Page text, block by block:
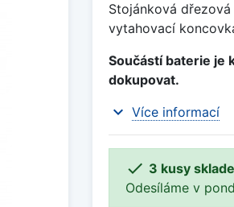
Stojánková
vytahovací
Součástí baterie je
dokupovat.
expand_more Více informací
 3 kusy
Odesíláme v